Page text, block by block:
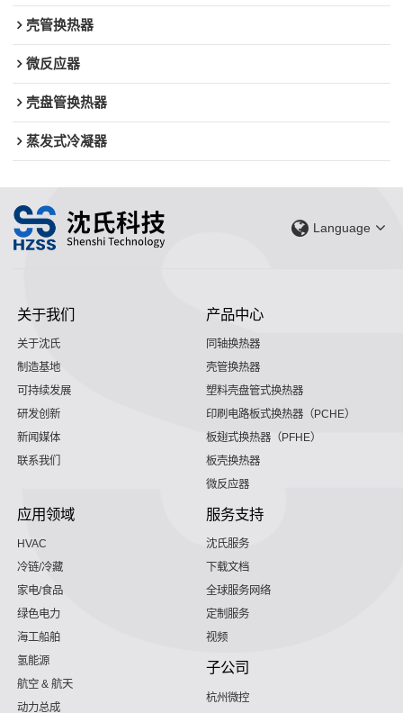
壳管换热器
微反应器
壳盘管换热器
蒸发式冷凝器
Language
关于我们
关于沈氏
制造基地
可持续发展
研发创新
新闻媒体
联系我们
产品中心
同轴换热器
壳管换热器
塑料壳盘管式换热器
印刷电路板式换热器（PCHE）
板翅式换热器（PFHE）
板壳换热器
微反应器
应用领域
HVAC
冷链/冷藏
家电/食品
绿色电力
海工船舶
氢能源
航空 & 航天
动力总成
服务支持
沈氏服务
下载文档
全球服务网络
定制服务
视频
子公司
杭州微控